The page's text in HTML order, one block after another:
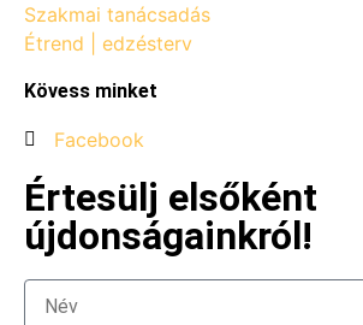
Szakmai tanácsadás
Étrend | edzésterv
Kövess minket
Facebook
Értesülj elsőként
újdonságainkról!